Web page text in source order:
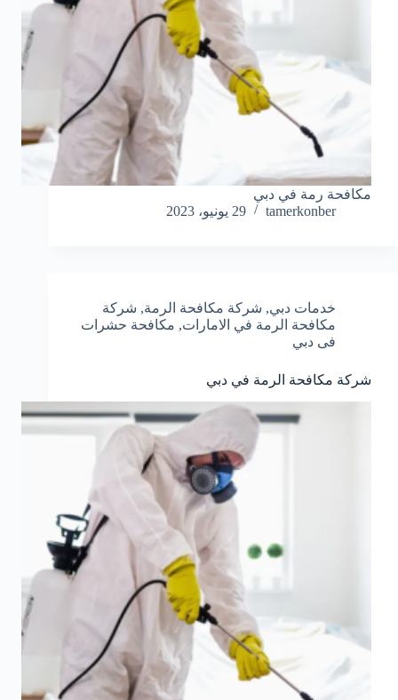
مكافحة رمة في دبي
tamerkonber
29 يونيو، 2023
خدمات دبي, شركة مكافحة الرمة, شركة
مكافحة الرمة في الامارات, مكافحة حشرات
فى دبي
شركة مكافحة الرمة في دبي